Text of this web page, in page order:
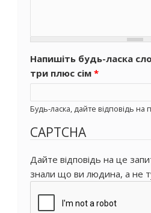
Напишіть будь-ласка
три плюс сім *
Будь-ласка, дайте відповідь на
CAPTCHA
Дайте відповідь на це
знали що ви людина, а не